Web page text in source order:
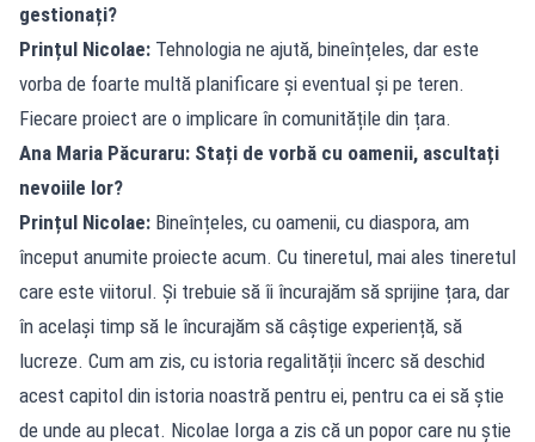
gestionați?
Prințul Nicolae: Tehnologia ne ajută, bineînțeles, dar este
vorba de foarte multă planificare și eventual și pe teren.
Fiecare proiect are o implicare în comunitățile din țara.
Ana Maria Păcuraru: Stați de vorbă cu oamenii, ascultați
nevoiile lor?
Prințul Nicolae: Bineînțeles, cu oamenii, cu diaspora, am
început anumite proiecte acum. Cu tineretul, mai ales tineretul
care este viitorul. Și trebuie să îi încurajăm să sprijine țara, dar
în același timp să le încurajăm să câștige experiență, să
lucreze. Cum am zis, cu istoria regalității încerc să deschid
acest capitol din istoria noastră pentru ei, pentru ca ei să știe
de unde au plecat. Nicolae Iorga a zis că un popor care nu știe